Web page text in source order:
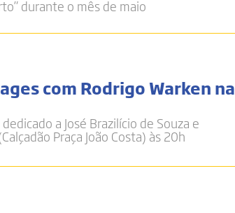
durante o mês de maio
com Rodrigo Warken na
a José Brazilício de Souza e
Praça João Costa) às 20h